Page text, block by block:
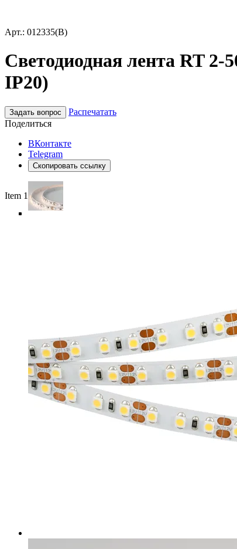
Арт.: 012335(B)
Светодиодная лента RT
IP20)
Задать вопрос
Распечатать
Поделиться
ВКонтакте
Telegram
Скопировать ссылку
Item 1 of 6